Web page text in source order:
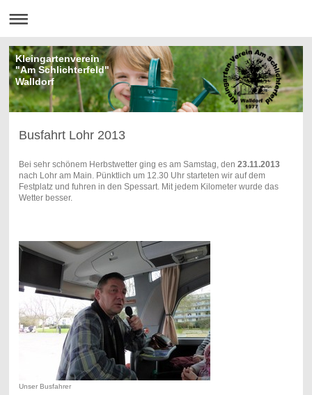
Kleingartenverein
"Am Schlichterfeld"
Walldorf
Busfahrt Lohr 2013
Bei sehr schönem Herbstwetter ging es am Samstag, den 23.11.2013
nach Lohr am Main. Pünktlich um 12.30 Uhr starteten wir auf dem
Festplatz und fuhren in den Spessart. Mit jedem Kilometer wurde das
Wetter besser.
Unser Busfahrer